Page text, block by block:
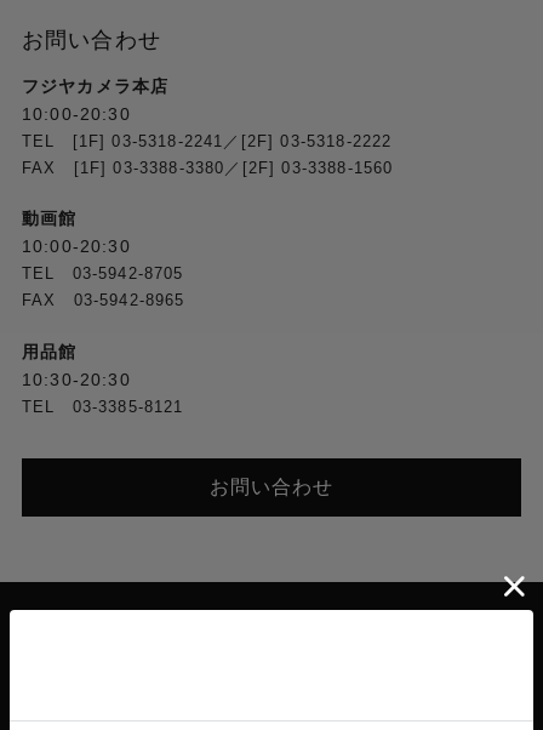
お問い合わせ
フジヤカメラ本店
10:00-20:30
TEL [1F] 03-5318-2241／[2F] 03-5318-2222
FAX [1F] 03-3388-3380／[2F] 03-3388-1560
動画館
10:00-20:30
TEL 03-5942-8705
FAX 03-5942-8965
用品館
10:30-20:30
TEL 03-3385-8121
お問い合わせ
ご利用案内